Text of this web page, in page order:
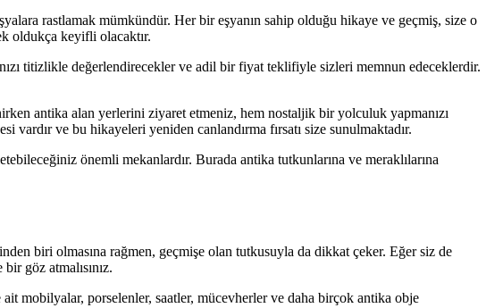
rastlamak mümkündür. Her bir eşyanın sahip olduğu hikaye ve geçmiş, size o
oldukça keyifli olacaktır.
titizlikle değerlendirecekler ve adil bir fiyat teklifiyle sizleri memnun edeceklerdir.
antika alan yerlerini ziyaret etmeniz, hem nostaljik bir yolculuk yapmanızı
vardır ve bu hikayeleri yeniden canlandırma fırsatı size sunulmaktadır.
önemli mekanlardır. Burada antika tutkunlarına ve meraklılarına
biri olmasına rağmen, geçmişe olan tutkusuyla da dikkat çeker. Eğer siz de
göz atmalısınız.
mobilyalar, porselenler, saatler, mücevherler ve daha birçok antika obje